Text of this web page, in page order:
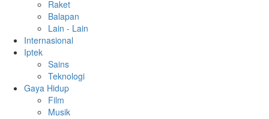
Raket
Balapan
Lain - Lain
Internasional
Iptek
Sains
Teknologi
Gaya Hidup
Film
Musik